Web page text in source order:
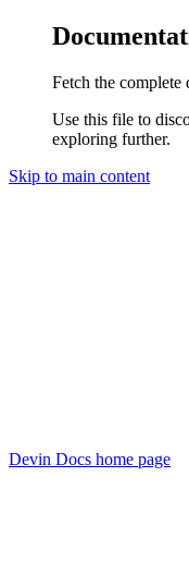
Fetch the complete
Use this file to
exploring further.
Skip to main content
Devin Docs home page